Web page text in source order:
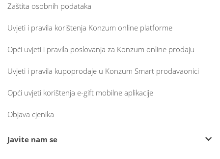
Zaštita osobnih podataka
Uvjeti i pravila korištenja Konzum online platforme
Opći uvjeti i pravila poslovanja za Konzum online prodaju
Uvjeti i pravila kupoprodaje u Konzum Smart prodavaonici
Opći uvjeti korištenja e-gift mobilne aplikacije
Objava cjenika
Javite nam se